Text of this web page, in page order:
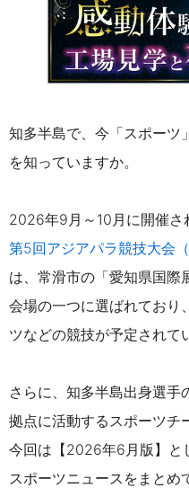
知多半島で、今「スポーツ
を知っていますか。
2026年9月～10月に開催さ
第5回アジアパラ競技大会
は、常滑市の「愛知県国
会場の一つに選ばれており
ツなどの競技が予定されて
さらに、知多半島出身選手
拠点に活動するスポーツチ
今回は【2026年6月版】と
スポーツニュースをまとめ